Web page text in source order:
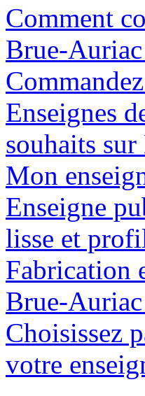
Comment
Brue-
Enseignes
souhaits
Mon
Enseigne
lisse et
Fabrication
Brue-
Choisissez
votre